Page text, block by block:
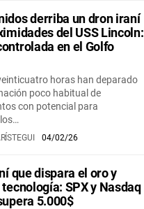
derriba un dron iraní
del USS Lincoln:
en el Golfo
horas han deparado
poco habitual de
con potencial para
04/02/26
que dispara el oro y
tecnología: SPX y Nasdaq
5.000$